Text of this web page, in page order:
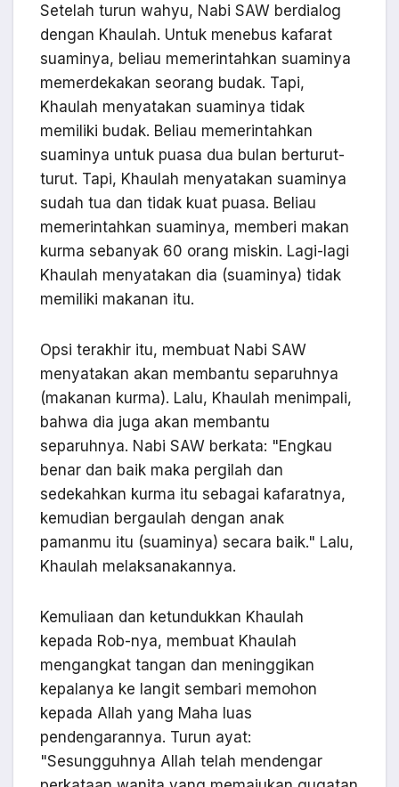
Setelah turun wahyu, Nabi SAW berdialog
dengan Khaulah. Untuk menebus kafarat
suaminya, beliau memerintahkan suaminya
memerdekakan seorang budak. Tapi,
Khaulah menyatakan suaminya tidak
memiliki budak. Beliau memerintahkan
suaminya untuk puasa dua bulan berturut-
turut. Tapi, Khaulah menyatakan suaminya
sudah tua dan tidak kuat puasa. Beliau
memerintahkan suaminya, memberi makan
kurma sebanyak 60 orang miskin. Lagi-lagi
Khaulah menyatakan dia (suaminya) tidak
memiliki makanan itu.
Opsi terakhir itu, membuat Nabi SAW
menyatakan akan membantu separuhnya
(makanan kurma). Lalu, Khaulah menimpali,
bahwa dia juga akan membantu
separuhnya. Nabi SAW berkata: "Engkau
benar dan baik maka pergilah dan
sedekahkan kurma itu sebagai kafaratnya,
kemudian bergaulah dengan anak
pamanmu itu (suaminya) secara baik." Lalu,
Khaulah melaksanakannya.
Kemuliaan dan ketundukkan Khaulah
kepada Rob-nya, membuat Khaulah
mengangkat tangan dan meninggikan
kepalanya ke langit sembari memohon
kepada Allah yang Maha luas
pendengarannya. Turun ayat:
"Sesungguhnya Allah telah mendengar